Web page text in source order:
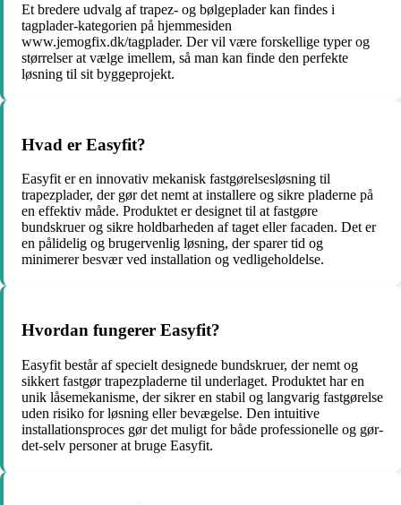
Et bredere udvalg af trapez- og bølgeplader kan findes i
tagplader-kategorien på hjemmesiden
www.jemogfix.dk/tagplader. Der vil være forskellige typer og
størrelser at vælge imellem, så man kan finde den perfekte
løsning til sit byggeprojekt.
Hvad er Easyfit?
Easyfit er en innovativ mekanisk fastgørelsesløsning til
trapezplader, der gør det nemt at installere og sikre pladerne på
en effektiv måde. Produktet er designet til at fastgøre
bundskruer og sikre holdbarheden af taget eller facaden. Det er
en pålidelig og brugervenlig løsning, der sparer tid og
minimerer besvær ved installation og vedligeholdelse.
Hvordan fungerer Easyfit?
Easyfit består af specielt designede bundskruer, der nemt og
sikkert fastgør trapezpladerne til underlaget. Produktet har en
unik låsemekanisme, der sikrer en stabil og langvarig fastgørelse
uden risiko for løsning eller bevægelse. Den intuitive
installationsproces gør det muligt for både professionelle og gør-
det-selv personer at bruge Easyfit.